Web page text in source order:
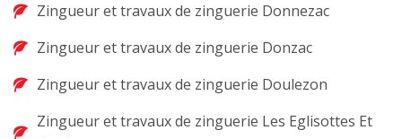
Zingueur et travaux de zinguerie Donnezac
Zingueur et travaux de zinguerie Donzac
Zingueur et travaux de zinguerie Doulezon
Zingueur et travaux de zinguerie Les Eglisottes Et